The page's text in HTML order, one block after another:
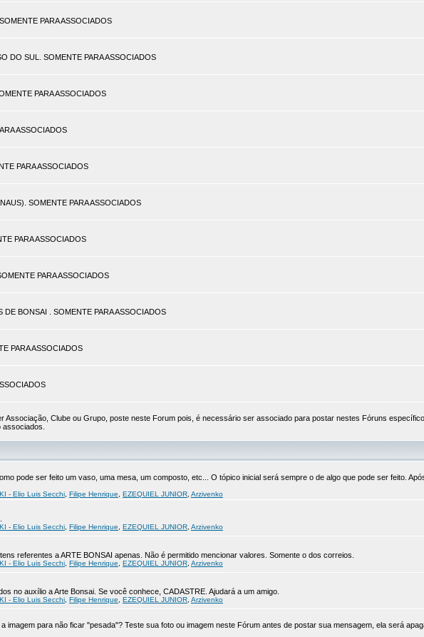
PARA ASSOCIADOS
DO SUL. SOMENTE PARA ASSOCIADOS
PARA ASSOCIADOS
ASSOCIADOS
PARA ASSOCIADOS
SOMENTE PARA ASSOCIADOS
PARA ASSOCIADOS
PARA ASSOCIADOS
BONSAI . SOMENTE PARA ASSOCIADOS
PARA ASSOCIADOS
Associação, Clube ou Grupo, poste neste Forum pois, é necessário ser associado para postar nestes Fóruns
pode ser feito um vaso, uma mesa, um composto, etc... O tópico inicial será sempre o de algo que pode ser feito.
- Elio Luis Secchi Filipe Henrique EZEQUIEL JUNIOR Arzivenko
- Elio Luis Secchi Filipe Henrique EZEQUIEL JUNIOR Arzivenko
referentes a ARTE BONSAI apenas. Não é permitido mencionar valores. Somente o dos correios.
- Elio Luis Secchi Filipe Henrique EZEQUIEL JUNIOR Arzivenko
no auxílio a Arte Bonsai. Se você conhece, CADASTRE. Ajudará a um amigo.
- Elio Luis Secchi Filipe Henrique EZEQUIEL JUNIOR Arzivenko
imagem para não ficar "pesada"? Teste sua foto ou imagem neste Fórum antes de postar sua mensagem, ela será